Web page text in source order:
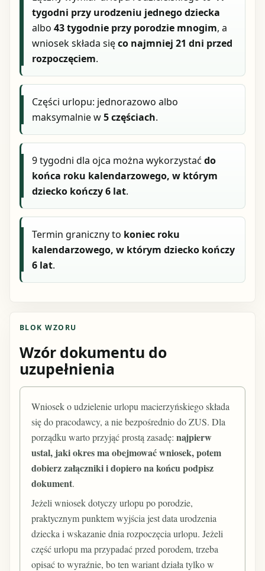
tygodni przy urodzeniu jednego dziecka
albo43 tygodnie przy porodzie mnogim, a
wniosek składa sięco najmniej 21 dni przed
rozpoczęciem.
Części urlopu: jednorazowo albo
maksymalnie w5 częściach.
9 tygodni dla ojca można wykorzystaćdo
końca roku kalendarzowego, w którym
dziecko kończy 6 lat.
Termin graniczny to koniec roku
kalendarzowego, w którym dziecko kończy
6 lat.
BLOK WZORU
Wzór dokumentu do
uzupełnienia
Wniosek o udzielenie urlopu macierzyńskiego składa
się do pracodawcy, a nie bezpośrednio do ZUS. Dla
porządku warto przyjąć prostą zasadę:najpierw
ustal, jaki okres ma obejmować wniosek, potem
dobierz załączniki i dopiero na końcu podpisz
dokument.
Jeżeli wniosek dotyczy urlopu po porodzie,
praktycznym punktem wyjścia jest data urodzenia
dziecka i wskazanie dnia rozpoczęcia urlopu. Jeżeli
część urlopu ma przypadać przed porodem, trzeba
opisać to wyraźnie, bo ten wariant działa tylko w